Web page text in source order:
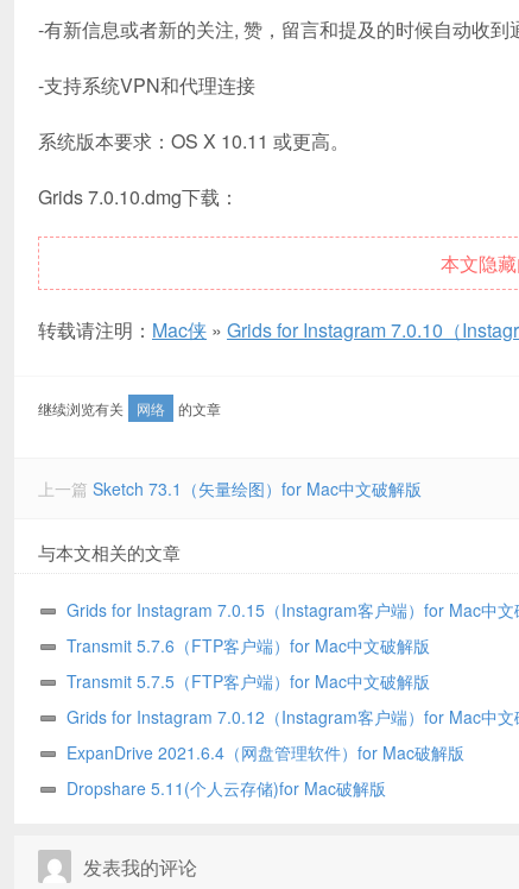
-有新信息或者新的关注, 赞，留言和提及的时候自动收到
-支持系统VPN和代理连接
系统版本要求：OS X 10.11 或更高。
Grids 7.0.10.dmg下载：
本文隐
转载请注明： Mac侠 » Grids for Instagram 7.0.10（
继续浏览有关 网络 的文章
上一篇 Sketch 73.1（矢量绘图）for Mac中文破解版
与本文相关的文章
Grids for Instagram 7.0.15（Instagram客户端）for Mac中文
Transmit 5.7.6（FTP客户端）for Mac中文破解版
Transmit 5.7.5（FTP客户端）for Mac中文破解版
Grids for Instagram 7.0.12（Instagram客户端）for Mac中文
ExpanDrive 2021.6.4（网盘管理软件）for Mac破解版
Dropshare 5.11(个人云存储)for Mac破解版
发表我的评论